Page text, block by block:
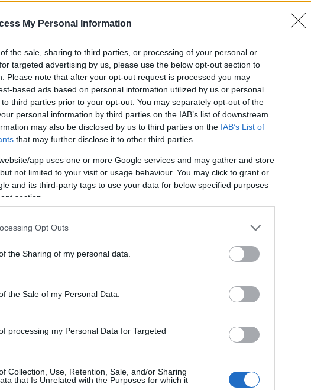
My Personal Information
the sale, sharing to third parties, or processing of your personal or
targeted advertising by us, please use the below opt-out section to
Please note that after your opt-out request is processed you may
based ads based on personal information utilized by us or personal
third parties prior to your opt-out. You may separately opt-out of the
personal information by third parties on the IAB’s list of downstream
may also be disclosed by us to third parties on the IAB’s List of
that may further disclose it to other third parties.
app uses one or more Google services and may gather and store
not limited to your visit or usage behaviour. You may click to grant or
and its third-party tags to use your data for below specified purposes
section.
Opt Outs
the Sharing of my personal data.
the Sale of my Personal Data.
processing my Personal Data for Targeted
Collection, Use, Retention, Sale, and/or Sharing
that Is Unrelated with the Purposes for which it